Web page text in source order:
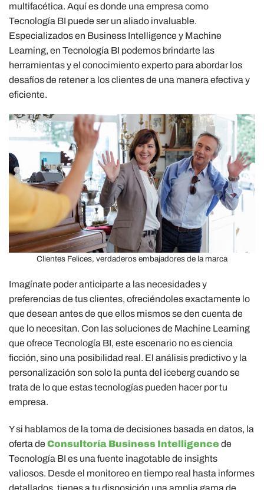
multifacética. Aquí es donde una empresa como
Tecnología BI puede ser un aliado invaluable.
Especializados en Business Intelligence y Machine
Learning, en Tecnología BI podemos brindarte las
herramientas y el conocimiento experto para abordar los
desafíos de retener a los clientes de una manera efectiva y
eficiente.
Clientes Felices, verdaderos embajadores de la marca
Imagínate poder anticiparte a las necesidades y
preferencias de tus clientes, ofreciéndoles exactamente lo
que desean antes de que ellos mismos se den cuenta de
que lo necesitan. Con las soluciones de Machine Learning
que ofrece Tecnología BI, este escenario no es ciencia
ficción, sino una posibilidad real. El análisis predictivo y la
personalización son solo la punta del iceberg cuando se
trata de lo que estas tecnologías pueden hacer por tu
empresa.
Y si hablamos de la toma de decisiones basada en datos, la
oferta deConsultoría Business Intelligence de
Tecnología BI es una fuente inagotable de insights
valiosos. Desde el monitoreo en tiempo real hasta informes